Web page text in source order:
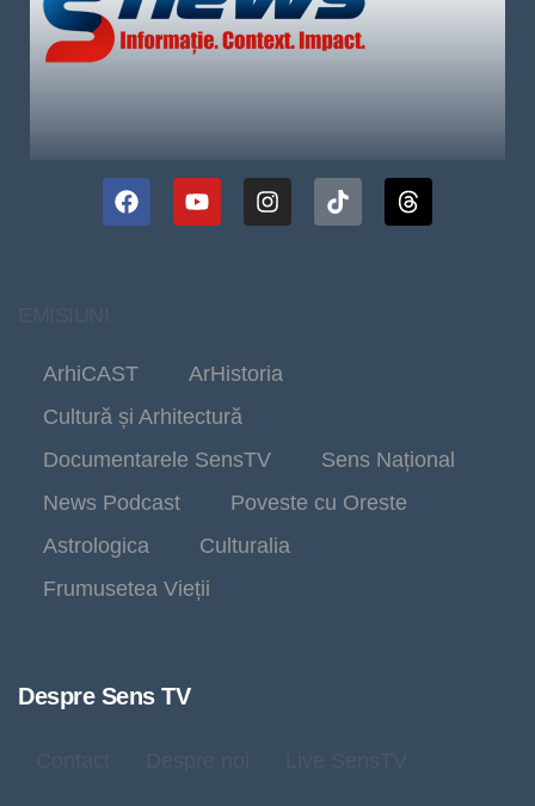
ArhiCAST
ArHistoria
Cultură și Arhitectură
Documentarele SensTV
Sens Național
News Podcast
Poveste cu Oreste
Astrologica
Culturalia
Frumusetea Vieții
Despre Sens TV